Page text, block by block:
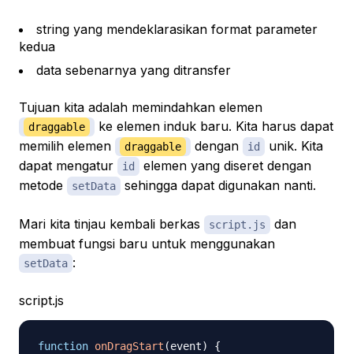
string yang mendeklarasikan format parameter
kedua
data sebenarnya yang ditransfer
Tujuan kita adalah memindahkan elemen
draggable
ke elemen induk baru. Kita harus dapat
memilih elemen
draggable dengan id
unik. Kita
dapat mengatur
id
elemen yang diseret dengan
metode
setData sehingga dapat digunakan nanti.
Mari kita tinjau kembali berkas script.js
dan
membuat fungsi baru untuk menggunakan
setData :
script.js
function onDragStart (event)
{